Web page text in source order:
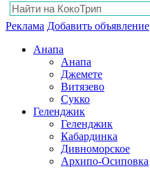
Реклама Добавить объявление
Анапа
Анапа
Джемете
Витязево
Сукко
Геленджик
Геленджик
Кабардинка
Дивноморское
Архипо-Осиповка